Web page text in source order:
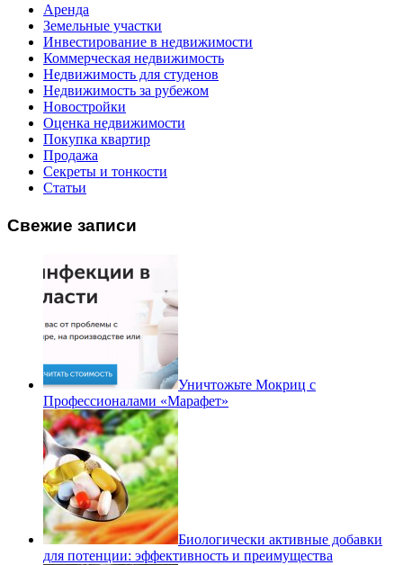
Аренда
Земельные участки
Инвестирование в недвижимости
Коммерческая недвижимость
Недвижимость для студенов
Недвижимость за рубежом
Новостройки
Оценка недвижимости
Покупка квартир
Продажа
Секреты и тонкости
Статьи
Свежие записи
Уничтожьте Мокриц с
Профессионалами «Марафет»
Биологически активные добавки
для потенции: эффективность и преимущества